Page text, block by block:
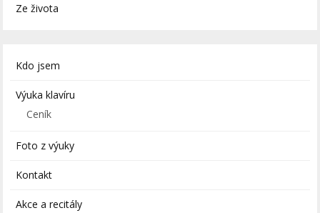
Ze života
Kdo jsem
Výuka klavíru
Ceník
Foto z výuky
Kontakt
Akce a recitály